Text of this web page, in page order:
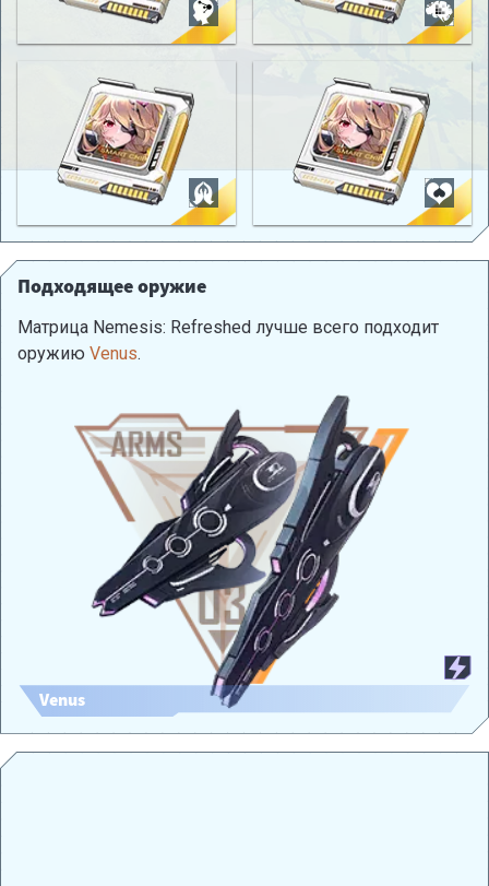
Подходящее оружие
Матрица Nemesis: Refreshed лучше всего подходит
оружию Venus.
Venus